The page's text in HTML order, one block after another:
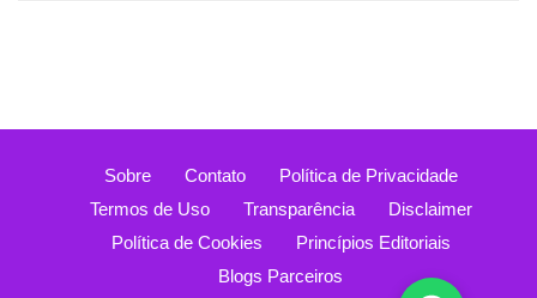
Sobre Contato
Política de Privacidade
Termos de Uso
Transparência
Disclaimer
Política de Cookies
Princípios Editoriais
Blogs Parceiros